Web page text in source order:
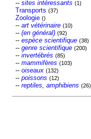
-- sites intéressants (1)
Transports (37)
Zoologie ()
-- art vétérinaire (10)
-- (en général) (92)
-- espèce scientifique (38)
-- genre scientifique (200)
-- invertébrés (85)
-- mammifères (103)
-- oiseaux (132)
-- poissons (12)
-- reptiles, amphibiens (26)